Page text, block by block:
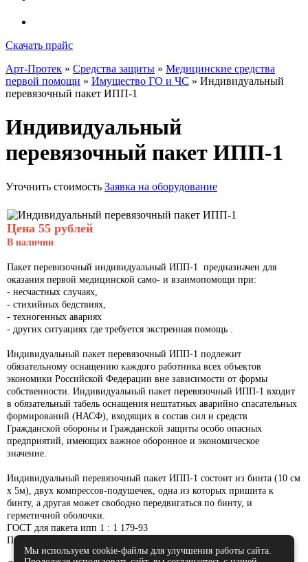
Скачать прайс
Арт-Протек » Средства защиты » Медицинские средства
первой помощи » Имущество ГО и ЧС » Индивидуальный
перевязочный пакет ИПП-1
Индивидуальный
перевязочный пакет ИПП-1
Уточнить стоимость Заявка на оборудование
Цена 55 рублей
В наличии
Пакет перевязочный индивидуальный ИПП-1
предназначен для
оказания первой медицинской само- и взаимопомощи при:
- несчастных случаях,
- стихийных бедствиях,
- техногенных авариях
- других ситуациях где требуется экстренная помощь .
Индивидуальный пакет перевязочный ИПП-1 подлежит
обязательному оснащению каждого работника всех объектов
экономики Российской Федерации вне зависимости от формы
собственности. Индивидуальный пакет перевязочный ИПП-1 входит
в обязательный табель оснащения нештатных аварийно спасательных
формирований (НАСФ), входящих в состав сил и средств
Гражданской обороны и Гражданской защиты особо опасных
предприятий, имеющих важное оборонное и экономическое
значение.
Индивидуальный перевязочный пакет ИПП-1 состоит из бинта (10 см
x 5м), двух компрессов-подушечек, одна из которых пришита к
бинту, а другая может свободно передвигаться по бинту, и
герметичной оболочки.
ГОСТ для пакета ипп 1 : 1 179-93
Приказ МЧС РФ № 999 от 23.12.2 005 г.
Мы используем cookie-файлы для улучшения работы сайта.